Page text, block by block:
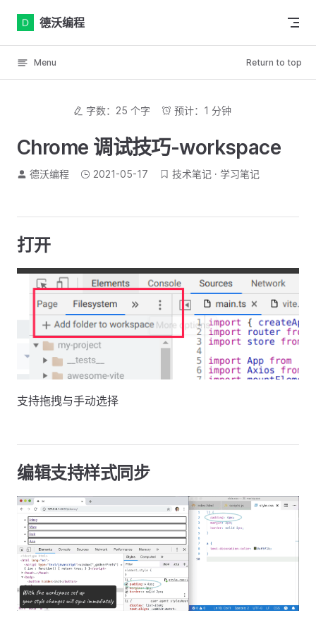
Skip to content
德沃编程
Menu Return to top
字数：25 个字 预计：1 分钟
Chrome 调试技巧-workspace
德沃编程 2021-05-17 技术笔记 学习笔记
打开
支持拖拽与手动选择
编辑支持样式同步